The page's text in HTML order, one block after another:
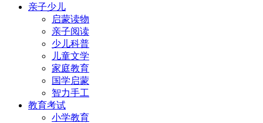
亲子少儿
启蒙读物
亲子阅读
少儿科普
儿童文学
家庭教育
国学启蒙
智力手工
教育考试
小学教育